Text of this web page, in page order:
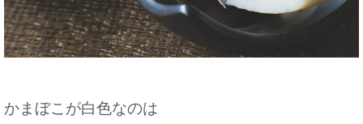
かまぼこが白色なのは